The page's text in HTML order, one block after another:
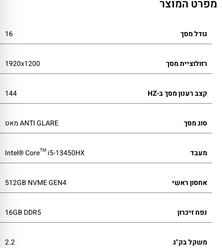
מפרט המוצר
גודל מסך 16
רזולוציית מסך 1920x1200
קצב רענון מסך ב-HZ 144
סוג מסך ANTI GLARE מאט
מעבד Intel® Core™ i5-13450HX
אחסון ראשי 512GB NVME GEN4
נפח זיכרון 16GB DDR5
משקל בק"ג 2.2